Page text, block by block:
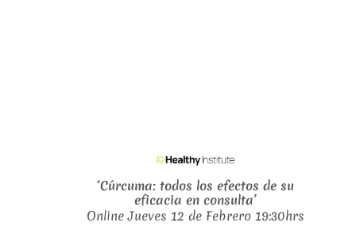
‘Cúrcuma: todos los efectos de su
eficacia en consulta’
Online Jueves 12 de Febrero 19:30hrs